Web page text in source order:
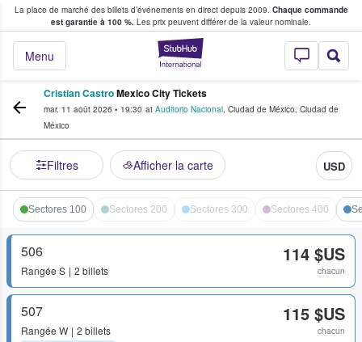
La place de marché des billets d’événements en direct depuis 2009. Chaque commande
est garantie à 100 %. Les prix peuvent différer de la valeur nominale.
StubHub - Où
Menu
fans achètent et vendent des billets
Cristian CastroMexico City Tickets
mar. 11 août 2026 • 19:30 at Auditorio Nacional, Ciudad de México, Ciudad de
México
Filtres Afficher la carte USD
Sectores 100 Sectores 200 Sectores 300 Sectores 400
506
Rangée S 2 billets
114 $US
chacun
507
Rangée W
2 billets
115 $US
chacun